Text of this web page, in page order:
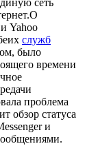
сеть
Yahoo
служб
было
времени
проблема
обзор статуса
и